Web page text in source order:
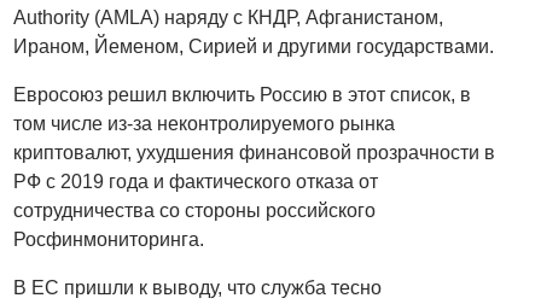
Authority (AMLA) наряду с КНДР, Афганистаном,
Ираном, Йеменом, Сирией и другими государствами.
Евросоюз решил включить Россию в этот список, в
том числе из-за неконтролируемого рынка
криптовалют, ухудшения финансовой прозрачности в
РФ с 2019 года и фактического отказа от
сотрудничества со стороны российского
Росфинмониторинга.
В ЕС пришли к выводу, что служба тесно